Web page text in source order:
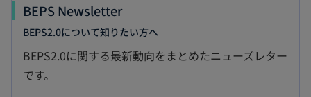
BEPS Newsletter
BEPS2.0について知りたい方へ
BEPS2.0に関する最新動向をまとめたニューズレター
です。